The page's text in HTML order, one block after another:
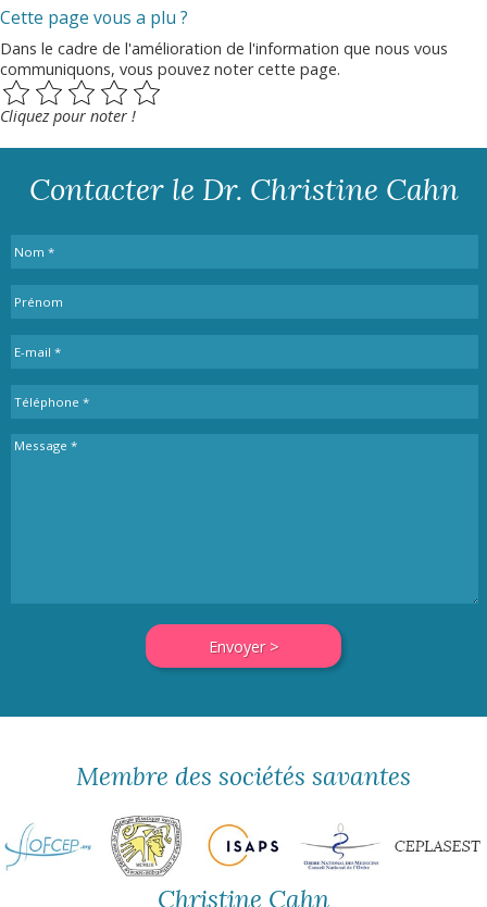
Cette page vous a plu ?
Dans le cadre de l'amélioration de l'information que nous vous
communiquons, vous pouvez noter cette page.
Cliquez pour noter !
Contacter le Dr. Christine Cahn
Membre des sociétés savantes
Christine Cahn